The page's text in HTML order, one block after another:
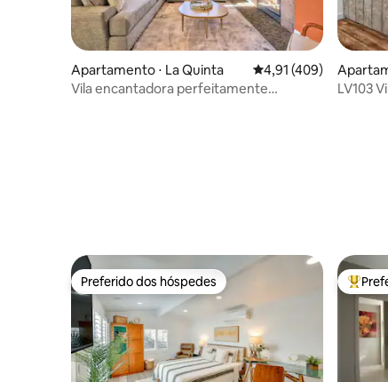
Apartamento ⋅ La Quinta 4,91 de uma
4,91 (409)
Vila encantadora perfeitamente
LV103
Preferido dos hóspedes
Preferido dos hóspedes Entre